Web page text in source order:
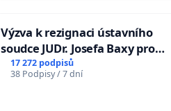
Výzva k rezignaci ústavního
soudce JUDr. Josefa Baxy pro
ohrožení důvěry ve spravedlivý
proces
17 272 podpisů
38 Podpisy / 7 dní